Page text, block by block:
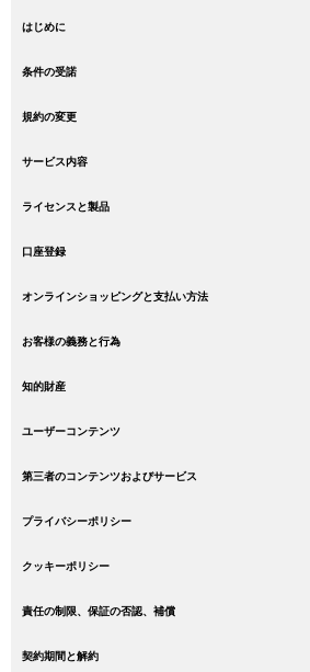
はじめに
条件の受諾
規約の変更
サービス内容
ライセンスと製品
口座登録
オンラインショッピングと支払い方法
お客様の義務と行為
知的財産
ユーザーコンテンツ
第三者のコンテンツおよびサービス
プライバシーポリシー
クッキーポリシー
責任の制限、保証の否認、補償
契約期間と解約